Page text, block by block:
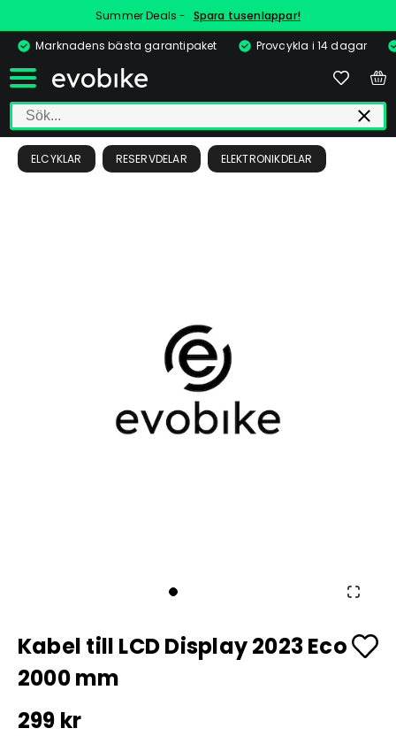
Summer Deals - Spara tusenlappar!
Marknadens bästa garantipaket
Provcykla i 14 dagar
ELCYKLAR RESERVDELAR ELEKTRONIKDELAR
Kabel till LCD Display 2023 Eco
2000 mm
299 kr